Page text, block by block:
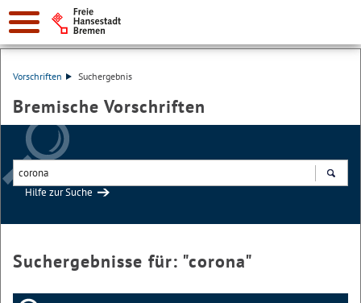
Vorschriften Suchergebnis
Bremische Vorschriften
Hilfe zur Suche
Suchergebnisse für: "corona"